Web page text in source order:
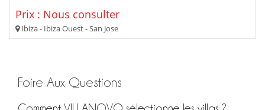
Prix : Nous consulter
Ibiza - Ibiza Ouest - San Jose
Foire Aux Questions